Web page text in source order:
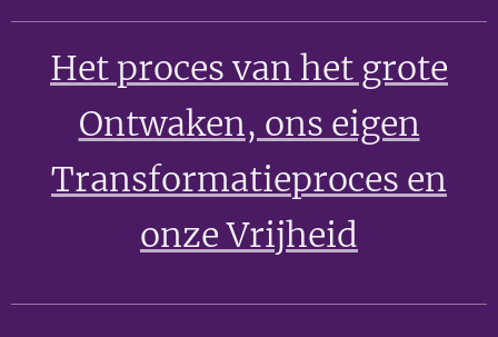
Het proces van het grote
Ontwaken, ons eigen
Transformatieproces en
onze Vrijheid